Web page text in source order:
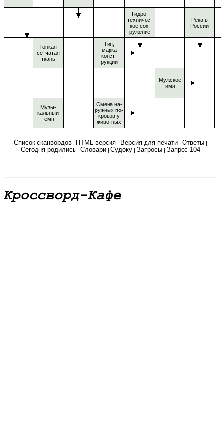
Гидро-
техничес-
кое соо-
ружение
Река в
России
Тонкая
сетчатая
ткань
Тип,
марка
конст-
рукции
Мужское
имя
Музы-
кальный
темп
Смена на-
ружных по-
кровов у
животных
Список сканвордов | HTML-версия | Версия для печати | Ответы |
Сегодня родились | Словари | Судоку | Запросы | Запрос 104